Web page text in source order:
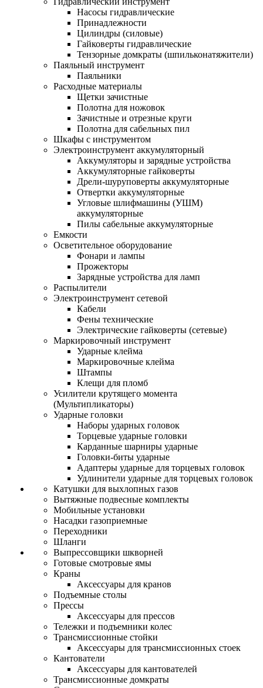
Насосы гидравлические
Принадлежности
Цилиндры (силовые)
Гайковерты гидравлические
Тензорные домкраты (шпильконатяжители)
Паяльный инструмент
Паяльники
Расходные материалы
Щетки зачистные
Полотна для ножовок
Зачистные и отрезные круги
Полотна для сабельных пил
Шкафы с инструментом
Электроинструмент аккумуляторный
Аккумуляторы и зарядные устройства
Аккумуляторные гайковерты
Дрели-шуруповерты аккумуляторные
Отвертки аккумуляторные
Угловые шлифмашины (УШМ)
аккумуляторные
Пилы сабельные аккумуляторные
Емкости
Осветительное оборудование
Фонари и лампы
Прожекторы
Зарядные устройства для ламп
Распылители
Электроинструмент сетевой
Кабели
Фены технические
Электрические гайковерты (сетевые)
Маркировочный инструмент
Ударные клейма
Маркировочные клейма
Штампы
Клещи для пломб
Усилители крутящего момента
(Мультипликаторы)
Ударные головки
Наборы ударных головок
Торцевые ударные головки
Карданные шарниры ударные
Головки-биты ударные
Адаптеры ударные для торцевых головок
Удлинители ударные для торцевых головок
Катушки для выхлопных газов
Вытяжные подвесные комплекты
Мобильные установки
Насадки газоприемные
Переходники
Шланги
Выпрессовщики шкворней
Готовые смотровые ямы
Краны
Аксессуары для кранов
Подъемные столы
Прессы
Аксессуары для прессов
Тележки и подъемники колес
Трансмиссионные стойки
Аксессуары для трансмиссионных стоек
Кантователи
Аксессуары для кантователей
Трансмиссионные домкраты